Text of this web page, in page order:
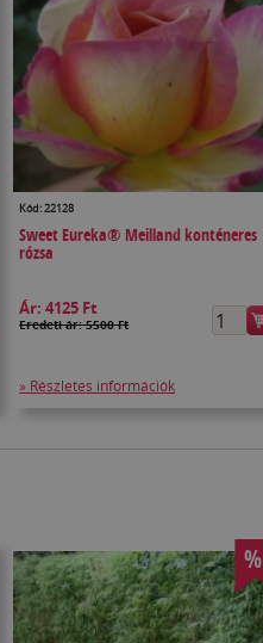
Kód: 22128
Sweet Eureka® Meilland konténeres
rózsa
Ár:4125 Ft
Eredeti ár: 5500 Ft
» Részletes információk
%